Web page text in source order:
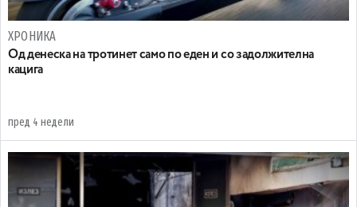
ХРОНИКА
Oд денеска на тротинет само по еден и со задолжителна
кацига
пред 4 недели